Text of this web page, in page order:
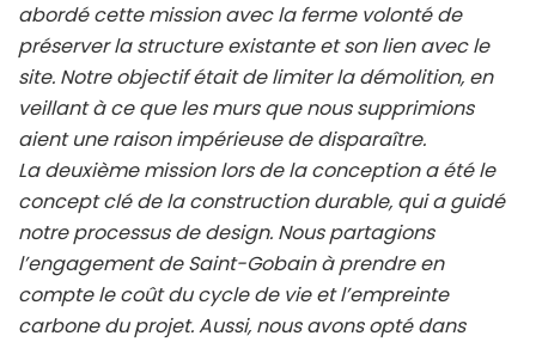
abordé cette mission avec la ferme volonté de
préserver la structure existante et son lien avec le
site. Notre objectif était de limiter la démolition, en
veillant à ce que les murs que nous supprimions
aient une raison impérieuse de disparaître.
La deuxième mission lors de la conception a été le
concept clé de la construction durable, qui a guidé
notre processus de design. Nous partagions
l’engagement de Saint-Gobain à prendre en
compte le coût du cycle de vie et l’empreinte
carbone du projet. Aussi, nous avons opté dans